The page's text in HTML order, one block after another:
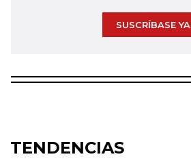
SUSCRÍBASE YA
TENDENCIAS